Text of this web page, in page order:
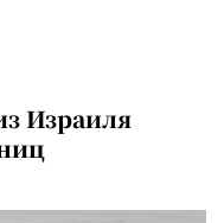
Израиля